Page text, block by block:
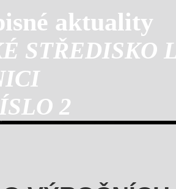
aktuality
STŘEDISKO
2